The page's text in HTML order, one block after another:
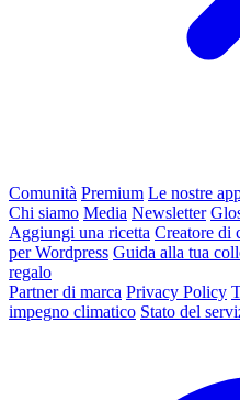
Comunità Premium Le nostre
Chi siamo Media Newsletter
Aggiungi una ricetta Creatore di
per Wordpress Guida alla tua
regalo
Partner di marca Privacy Policy
impegno climatico Stato del